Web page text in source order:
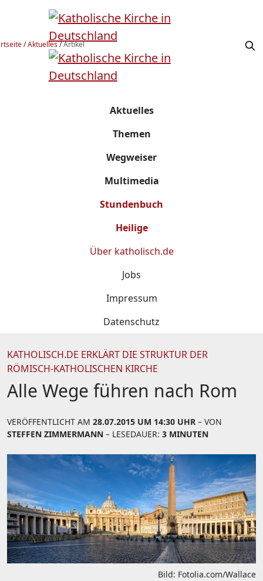
/Aktuelles/Artikel
Aktuelles
Themen
Wegweiser
Multimedia
Stundenbuch
Heilige
Über katholisch.de
Jobs
Impressum
Datenschutz
KATHOLISCH.DE ERKLÄRT DIE STRUKTUR DER
RÖMISCH-KATHOLISCHEN KIRCHE
Alle Wege führen nach Rom
VERÖFFENTLICHT AM 28.07.2015 UM 14:30 UHR – VON
STEFFEN ZIMMERMANN – LESEDAUER: 3 MINUTEN
Bild: Fotolia.com/Wallace